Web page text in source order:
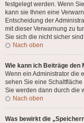
festgelegt werden. Wenn
kann sie Ihnen eine
Entscheidung der
mit dieser Verwarnung zu
Sie sich die nicht sicher
Nach oben
Wie kann ich Beiträge den
Wenn ein Administrator die
sehen Sie eine
Sie werden dann durch die
Nach oben
Was bewirkt die